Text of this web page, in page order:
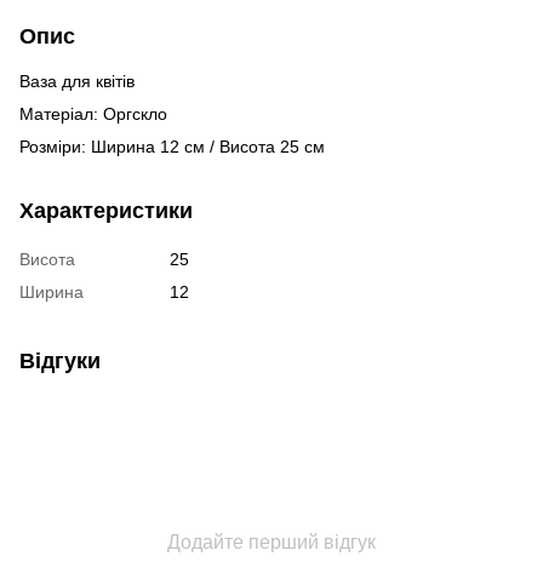
Опис
Ваза для квітів
Матеріал: Оргскло
Розміри: Ширина 12 см / Висота 25 см
Характеристики
Висота
25
Ширина
12
Відгуки
Додайте перший відгук